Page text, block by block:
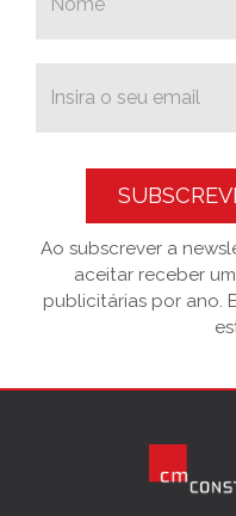
Ao subscrever a
aceitar receber
publicitárias por ano.